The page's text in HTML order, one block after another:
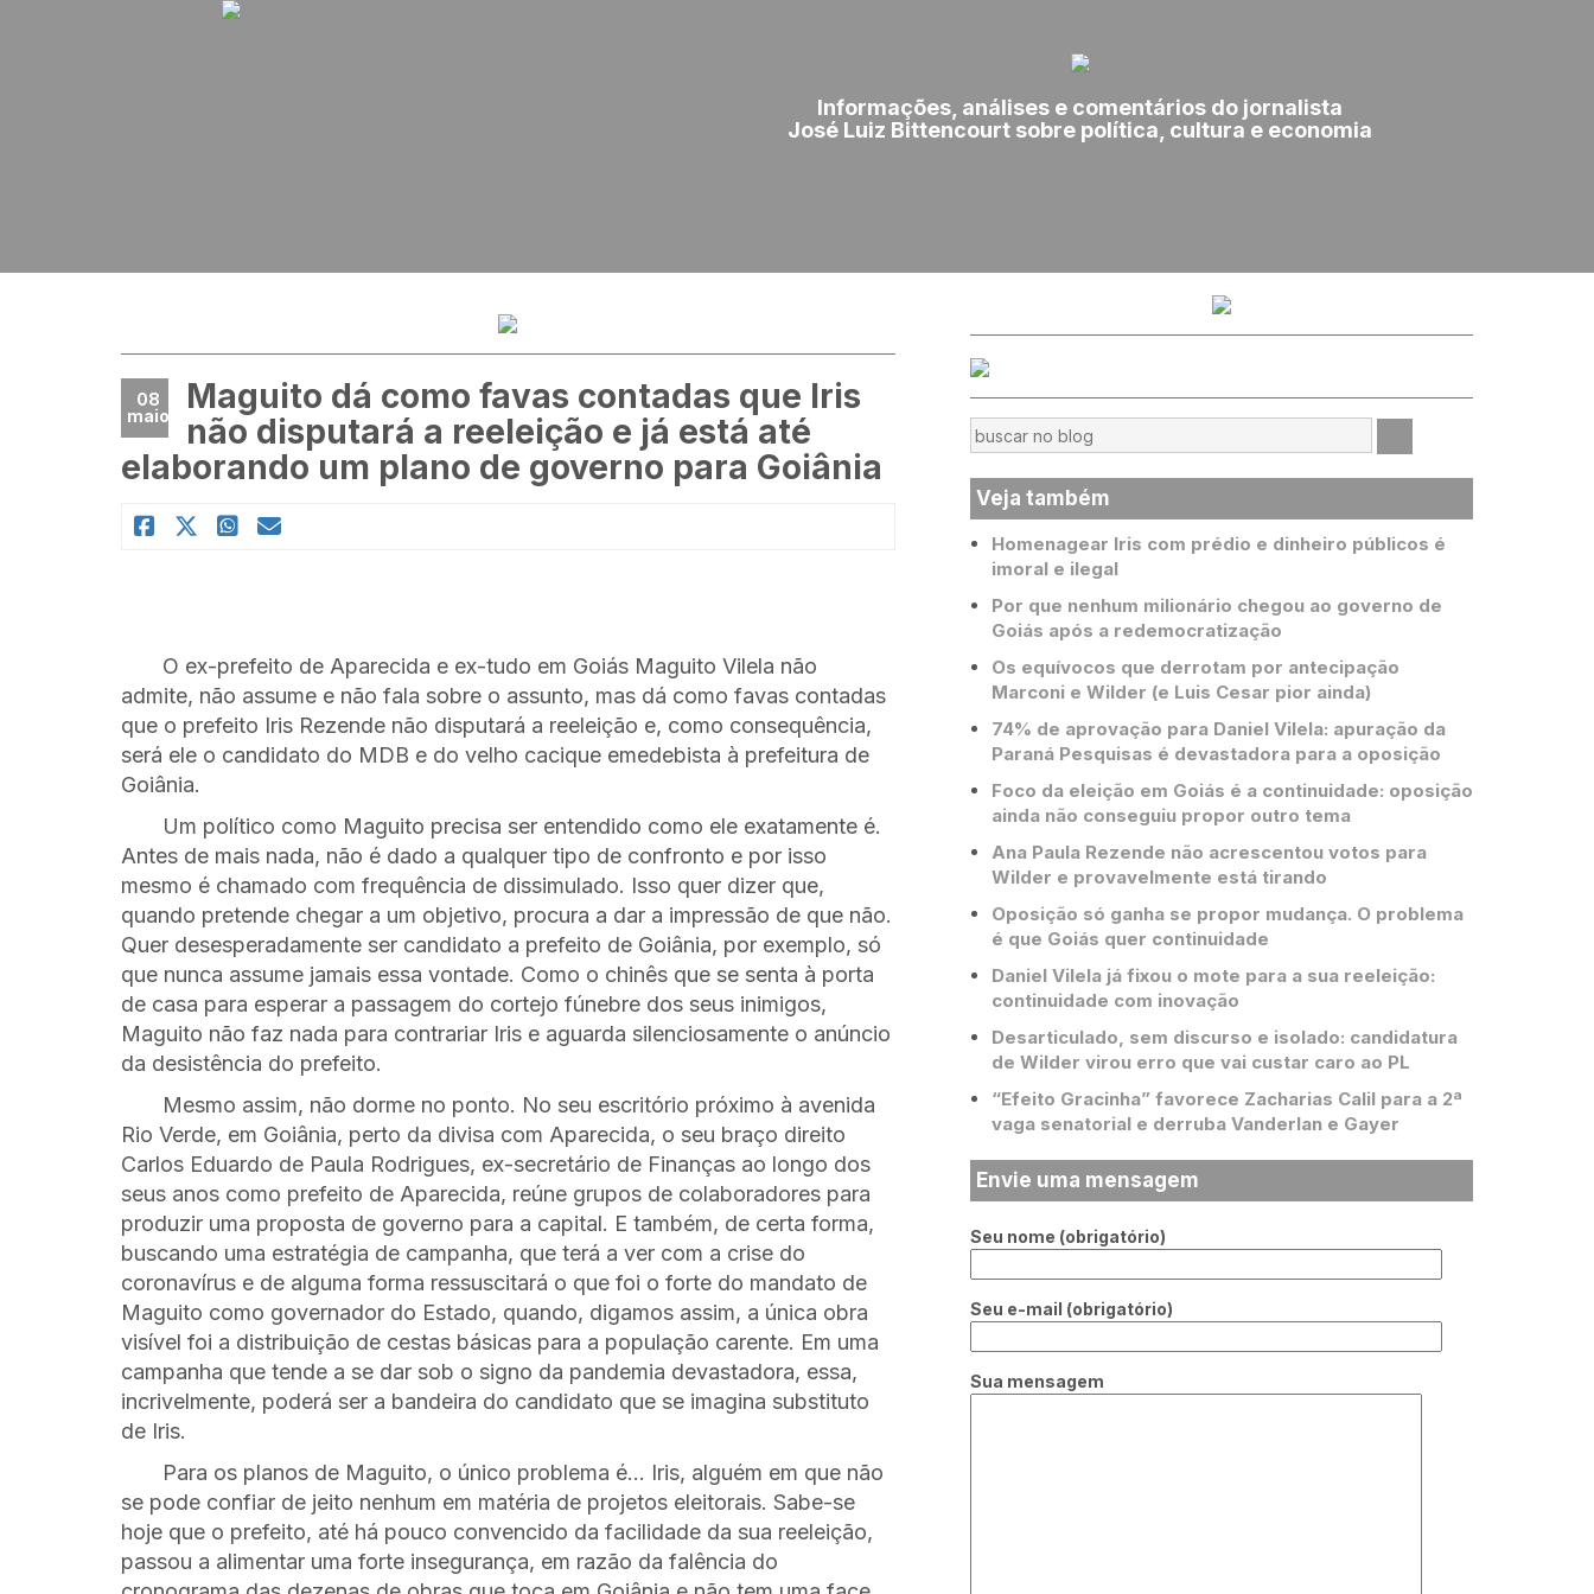
Informações, análises e comentários do jornalista
José Luiz Bittencourt sobre política, cultura e economia
08
maio
Maguito dá como favas contadas que Iris
não disputará a reeleição e já está até
elaborando um plano de governo para Goiânia
O ex-prefeito de Aparecida e ex-tudo em Goiás Maguito Vilela não
admite, não assume e não fala sobre o assunto, mas dá como favas contadas
que o prefeito Iris Rezende não disputará a reeleição e, como consequência,
será ele o candidato do MDB e do velho cacique emedebista à prefeitura de
Goiânia.
Um político como Maguito precisa ser entendido como ele exatamente é.
Antes de mais nada, não é dado a qualquer tipo de confronto e por isso
mesmo é chamado com frequência de dissimulado. Isso quer dizer que,
quando pretende chegar a um objetivo, procura a dar a impressão de que não.
Quer desesperadamente ser candidato a prefeito de Goiânia, por exemplo, só
que nunca assume jamais essa vontade. Como o chinês que se senta à porta
de casa para esperar a passagem do cortejo fúnebre dos seus inimigos,
Maguito não faz nada para contrariar Iris e aguarda silenciosamente o anúncio
da desistência do prefeito.
Mesmo assim, não dorme no ponto. No seu escritório próximo à avenida
Rio Verde, em Goiânia, perto da divisa com Aparecida, o seu braço direito
Carlos Eduardo de Paula Rodrigues, ex-secretário de Finanças ao longo dos
seus anos como prefeito de Aparecida, reúne grupos de colaboradores para
produzir uma proposta de governo para a capital. E também, de certa forma,
buscando uma estratégia de campanha, que terá a ver com a crise do
coronavírus e de alguma forma ressuscitará o que foi o forte do mandato de
Maguito como governador do Estado, quando, digamos assim, a única obra
visível foi a distribuição de cestas básicas para a população carente. Em uma
campanha que tende a se dar sob o signo da pandemia devastadora, essa,
incrivelmente, poderá ser a bandeira do candidato que se imagina substituto
de Iris.
Para os planos de Maguito, o único problema é… Iris, alguém em que não
se pode confiar de jeito nenhum em matéria de projetos eleitorais. Sabe-se
hoje que o prefeito, até há pouco convencido da facilidade da sua reeleição,
passou a alimentar uma forte insegurança, em razão da falência do
Veja também
Homenagear Iris com prédio e dinheiro públicos é
imoral e ilegal
Por que nenhum milionário chegou ao governo de
Goiás após a redemocratização
Os equívocos que derrotam por antecipação
Marconi e Wilder (e Luis Cesar pior ainda)
74% de aprovação para Daniel Vilela: apuração da
Paraná Pesquisas é devastadora para a oposição
Foco da eleição em Goiás é a continuidade: oposição
ainda não conseguiu propor outro tema
Ana Paula Rezende não acrescentou votos para
Wilder e provavelmente está tirando
Oposição só ganha se propor mudança. O problema
é que Goiás quer continuidade
Daniel Vilela já fixou o mote para a sua reeleição:
continuidade com inovação
Desarticulado, sem discurso e isolado: candidatura
de Wilder virou erro que vai custar caro ao PL
“Efeito Gracinha” favorece Zacharias Calil para a 2ª
vaga senatorial e derruba Vanderlan e Gayer
Envie uma mensagem
Seu nome (obrigatório)
Seu e-mail (obrigatório)
Sua mensagem